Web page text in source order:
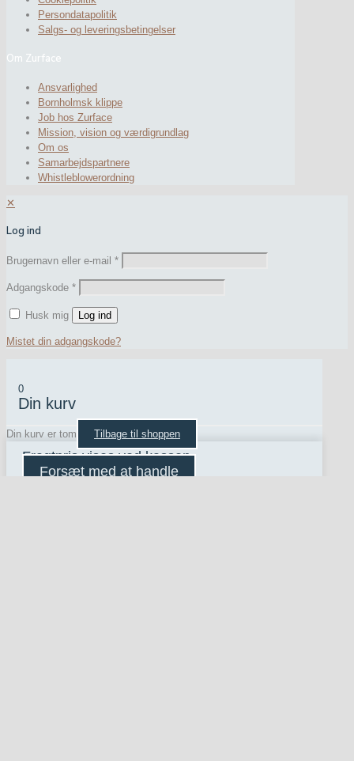
Persondatapolitik
Salgs- og leveringsbetingelser
Om Zurface
Ansvarlighed
Bornholmsk klippe
Job hos Zurface
Mission, vision og værdigrundlag
Om os
Samarbejdspartnere
Whistleblowerordning
✕
Log ind
Brugernavn eller e-mail *
Adgangskode *
Husk mig Log ind
Mistet din adgangskode?
0
Din kurv
Din kurv er tom Tilbage til shoppen
Fragtpris vises ved kassen
Forsæt med at handle